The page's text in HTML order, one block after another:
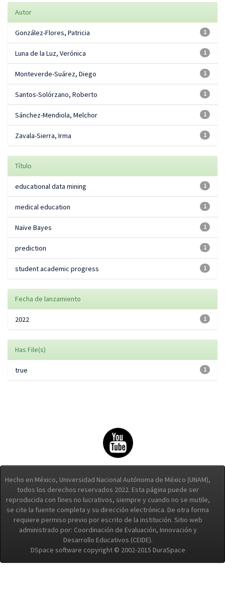
Autor
1
González-Flores, Patricia
1
Luna de la Luz, Verónica
1
Monteverde-Suárez, Diego
1
Santos-Solórzano, Roberto
1
Sánchez-Mendiola, Melchor
1
Zavala-Sierra, Irma
Título
1
educational data mining
1
medical education
1
Naïve Bayes
1
prediction
1
student academic progress
Fecha de lanzamiento
1
2022
Has File(s)
1
true
Hecho en México, Universidad Nacional Autónoma de México (UNAM),
todos los derechos reservados 2022. Esta página puede ser
reproducida con fines no lucrativos, siempre y cuando no se mutile,
se cite la fuente completa y su dirección electrónica. De otra forma
requiere permiso previo por escrito de la institución. Sitio web
administrado por: Coordinación de Evaluación, Innovación y
Desarrollo Educativos (CEIDE).
DSpace software copyright © 2002-2015 DuraSpace